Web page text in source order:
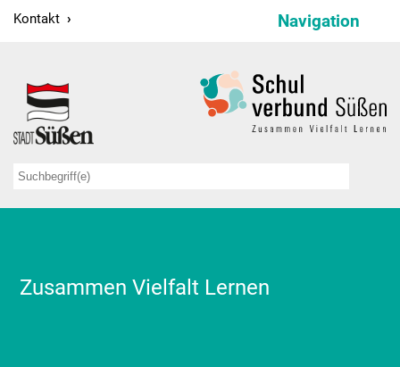
Kontakt Navigation
Schulleitung
Zusammen Vielfalt Lernen